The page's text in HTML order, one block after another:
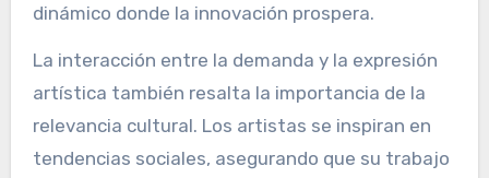
dinámico donde la innovación prospera.
La interacción entre la demanda y la expresión
artística también resalta la importancia de la
relevancia cultural. Los artistas se inspiran en
tendencias sociales, asegurando que su trabajo